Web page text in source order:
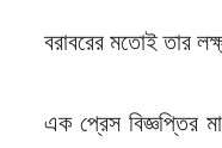
বরাবরের মতোই তার
এক প্রেস বিজ্ঞপ্তির